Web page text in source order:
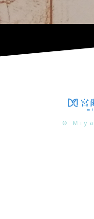
©